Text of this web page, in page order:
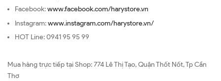
Facebook:www.facebook.com/harystore.vn
Instagram:www.instagram.com/harystore.vn/
HOT Line: 0941 95 95 99
Mua hàng trực tiếp tại Shop: 774 Lê Thị Tạo, Quận Thốt Nốt, Tp Cần
Thơ